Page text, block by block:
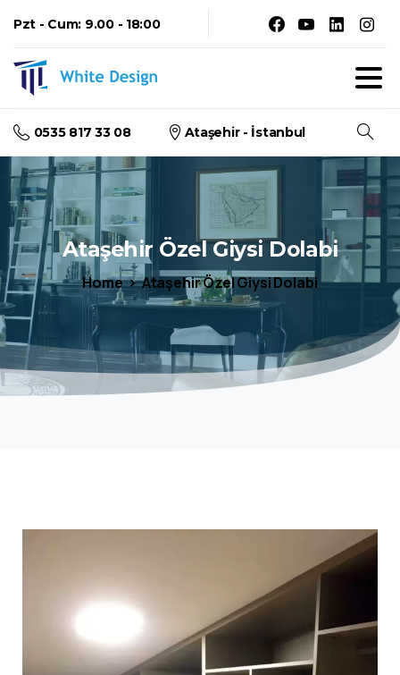
Pzt - Cum: 9.00 - 18:00
0535 817 33 08 Ataşehir - İstanbul
Arama
Ataşehir Özel Giysi Dolabi
Home Ataşehir Özel Giysi Dolabi